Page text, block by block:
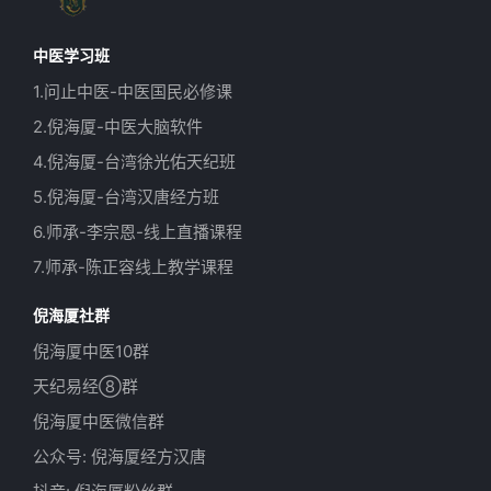
中医学习班
1.问止中医-中医国民必修课
2.倪海厦-中医大脑软件
4.倪海厦-台湾徐光佑天纪班
5.倪海厦-台湾汉唐经方班
6.师承-李宗恩-线上直播课程
7.师承-陈正容线上教学课程
倪海厦社群
倪海厦中医10群
天纪易经⑧群
倪海厦中医微信群
公众号: 倪海厦经方汉唐